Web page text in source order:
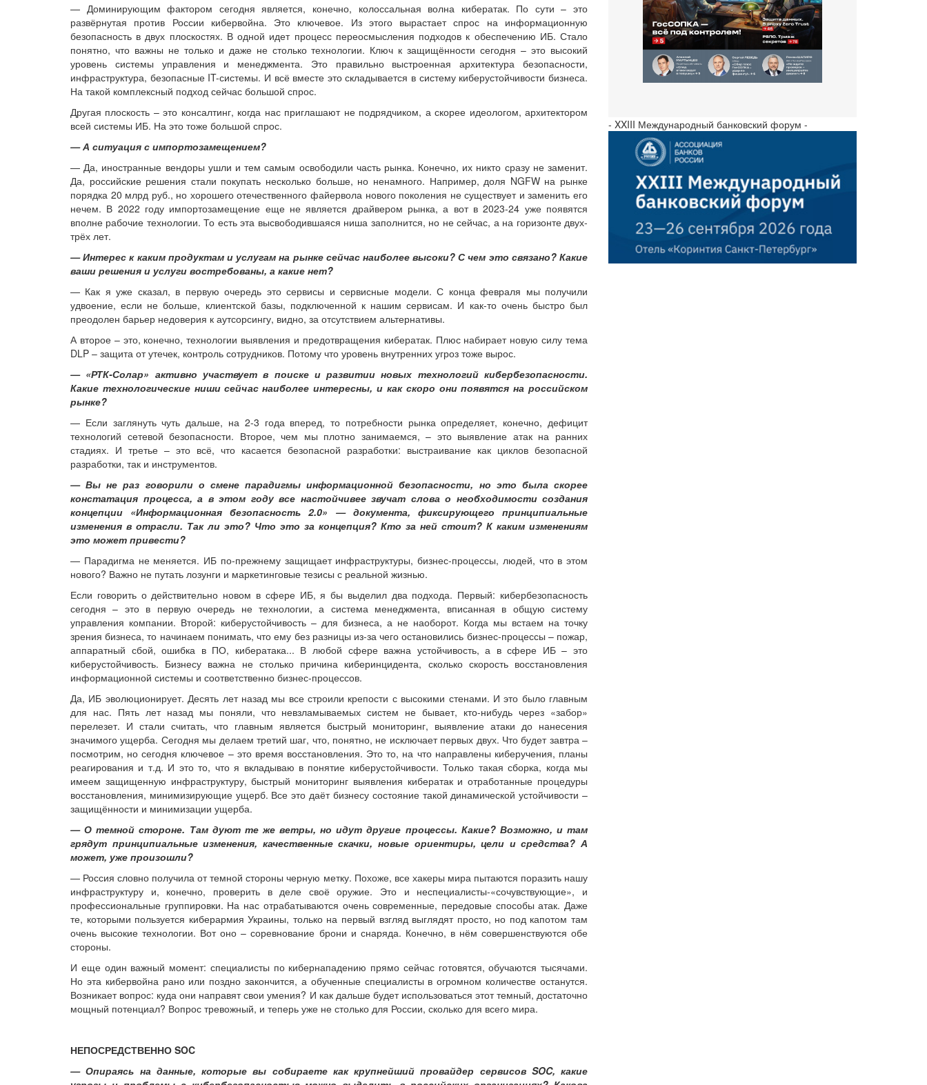
— Доминирующим фактором сегодня является, конечно, колоссальная волна кибератак. По сути – это
развёрнутая против России кибервойна. Это ключевое. Из этого вырастает спрос на информационную
безопасность в двух плоскостях. В одной идет процесс переосмысления подходов к обеспечению ИБ. Стало
понятно, что важны не только и даже не столько технологии. Ключ к защищённости сегодня – это высокий
уровень системы управления и менеджмента. Это правильно выстроенная архитектура безопасности,
инфраструктура, безопасные IT-системы. И всё вместе это складывается в систему киберустойчивости бизнеса.
На такой комплексный подход сейчас большой спрос.
Другая плоскость – это консалтинг, когда нас приглашают не подрядчиком, а скорее идеологом, архитектором
всей системы ИБ. На это тоже большой спрос.
— А ситуация с импортозамещением?
— Да, иностранные вендоры ушли и тем самым освободили часть рынка. Конечно, их никто сразу не заменит.
Да, российские решения стали покупать несколько больше, но ненамного. Например, доля NGFW на рынке
порядка 20 млрд руб., но хорошего отечественного файервола нового поколения не существует и заменить его
нечем. В 2022 году импортозамещение еще не является драйвером рынка, а вот в 2023-24 уже появятся
вполне рабочие технологии. То есть эта высвободившаяся ниша заполнится, но не сейчас, а на горизонте двух-
трёх лет.
— Интерес к каким продуктам и услугам на рынке сейчас наиболее высоки? С чем это связано? Какие
ваши решения и услуги востребованы, а какие нет?
— Как я уже сказал, в первую очередь это сервисы и сервисные модели. С конца февраля мы получили
удвоение, если не больше, клиентской базы, подключенной к нашим сервисам. И как-то очень быстро был
преодолен барьер недоверия к аутсорсингу, видно, за отсутствием альтернативы.
А второе – это, конечно, технологии выявления и предотвращения кибератак. Плюс набирает новую силу тема
DLP – защита от утечек, контроль сотрудников. Потому что уровень внутренних угроз тоже вырос.
— «РТК-Солар» активно участвует в поиске и развитии новых технологий кибербезопасности.
Какие технологические ниши сейчас наиболее интересны, и как скоро они появятся на российском
рынке?
— Если заглянуть чуть дальше, на 2-3 года вперед, то потребности рынка определяет, конечно, дефицит
технологий сетевой безопасности. Второе, чем мы плотно занимаемся, – это выявление атак на ранних
стадиях. И третье – это всё, что касается безопасной разработки: выстраивание как циклов безопасной
разработки, так и инструментов.
— Вы не раз говорили о смене парадигмы информационной безопасности, но это была скорее
констатация процесса, а в этом году все настойчивее звучат слова о необходимости создания
концепции «Информационная безопасность 2.0» — документа, фиксирующего принципиальные
изменения в отрасли. Так ли это? Что это за концепция? Кто за ней стоит? К каким изменениям
это может привести?
— Парадигма не меняется. ИБ по-прежнему защищает инфраструктуры, бизнес-процессы, людей, что в этом
нового? Важно не путать лозунги и маркетинговые тезисы с реальной жизнью.
Если говорить о действительно новом в сфере ИБ, я бы выделил два подхода. Первый: кибербезопасность
сегодня – это в первую очередь не технологии, а система менеджмента, вписанная в общую систему
управления компании. Второй: киберустойчивость – для бизнеса, а не наоборот. Когда мы встаем на точку
зрения бизнеса, то начинаем понимать, что ему без разницы из-за чего остановились бизнес-процессы – пожар,
аппаратный сбой, ошибка в ПО, кибератака... В любой сфере важна устойчивость, а в сфере ИБ – это
киберустойчивость. Бизнесу важна не столько причина киберинцидента, сколько скорость восстановления
информационной системы и соответственно бизнес-процессов.
Да, ИБ эволюционирует. Десять лет назад мы все строили крепости с высокими стенами. И это было главным
для нас. Пять лет назад мы поняли, что невзламываемых систем не бывает, кто-нибудь через «забор»
перелезет. И стали считать, что главным является быстрый мониторинг, выявление атаки до нанесения
значимого ущерба. Сегодня мы делаем третий шаг, что, понятно, не исключает первых двух. Что будет завтра –
посмотрим, но сегодня ключевое – это время восстановления. Это то, на что направлены киберучения, планы
реагирования и т.д. И это то, что я вкладываю в понятие киберустойчивости. Только такая сборка, когда мы
имеем защищенную инфраструктуру, быстрый мониторинг выявления кибератак и отработанные процедуры
восстановления, минимизирующие ущерб. Все это даёт бизнесу состояние такой динамической устойчивости –
защищённости и минимизации ущерба.
— О темной стороне. Там дуют те же ветры, но идут другие процессы. Какие? Возможно, и там
грядут принципиальные изменения, качественные скачки, новые ориентиры, цели и средства? А
может, уже произошли?
— Россия словно получила от темной стороны черную метку. Похоже, все хакеры мира пытаются поразить нашу
инфраструктуру и, конечно, проверить в деле своё оружие. Это и неспециалисты-«сочувствующие», и
профессиональные группировки. На нас отрабатываются очень современные, передовые способы атак. Даже
те, которыми пользуется киберармия Украины, только на первый взгляд выглядят просто, но под капотом там
очень высокие технологии. Вот оно – соревнование брони и снаряда. Конечно, в нём совершенствуются обе
стороны.
И еще один важный момент: специалисты по кибернападению прямо сейчас готовятся, обучаются тысячами.
Но эта кибервойна рано или поздно закончится, а обученные специалисты в огромном количестве останутся.
Возникает вопрос: куда они направят свои умения? И как дальше будет использоваться этот темный, достаточно
мощный потенциал? Вопрос тревожный, и теперь уже не столько для России, сколько для всего мира.
НЕПОСРЕДСТВЕННО SOC
— Опираясь на данные, которые вы собираете как крупнейший провайдер сервисов SOC, какие
- XXIII Международный банковский форум -